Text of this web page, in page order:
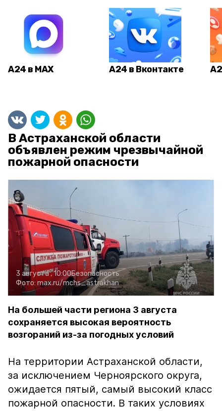
А24 в MAX А24 в Вконтакте
В Астраханской области
объявлен режим чрезвычайной
пожарной опасности
3 августа , 10:00Безопасность
Фото: max.ru/mchs_astrakhan
На большей части региона 3 августа
сохраняется высокая вероятность
возгораний из-за погодных условий
На территории Астраханской области,
за исключением Черноярского округа,
ожидается пятый, самый высокий класс
пожарной опасности. В таких условиях